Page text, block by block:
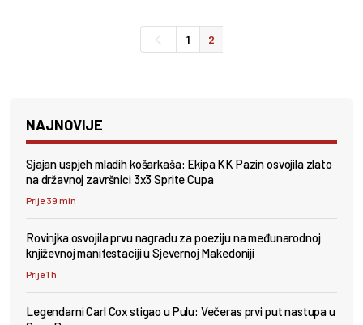
1 2
NAJNOVIJE
Sjajan uspjeh mladih košarkaša: Ekipa KK Pazin osvojila zlato
na državnoj završnici 3x3 Sprite Cupa
Prije 39 min
Rovinjka osvojila prvu nagradu za poeziju na međunarodnoj
književnoj manifestaciji u Sjevernoj Makedoniji
Prije 1 h
Legendarni Carl Cox stigao u Pulu: Večeras prvi put nastupa u